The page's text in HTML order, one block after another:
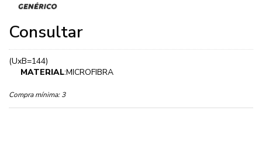
Consultar
(UxB=144)
MATERIAL:MICROFIBRA
Compra mínima: 3